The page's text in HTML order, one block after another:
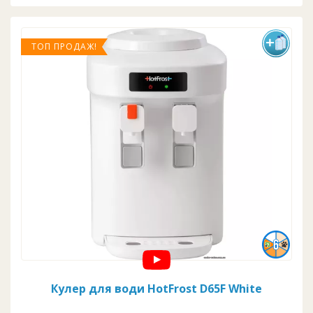
ТОП ПРОДАЖ!
Кулер для води HotFrost D65F White